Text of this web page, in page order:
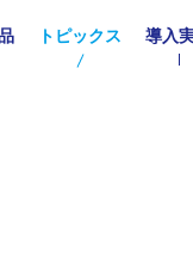
トピックス 導入